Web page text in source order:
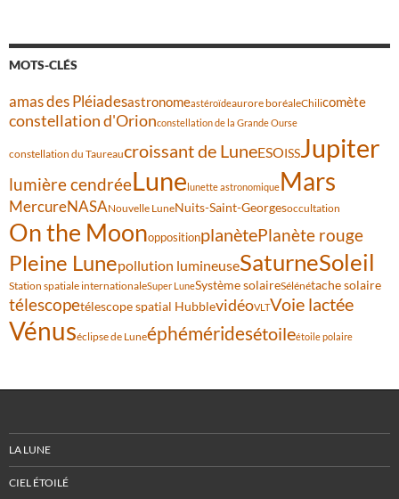
MOTS-CLÉS
amas des Pléiadesastronomeastéroïdeaurore boréaleChilicomète
constellation d'Orionconstellation de la Grande Ourse
constellation du Taureaucroissant de LuneESOISSJupiter
lumière cendréeLune lunette astronomiqueMars
MercureNASANouvelle LuneNuits-Saint-Georgesoccultation
On the MoonoppositionplanètePlanète rouge
Pleine Lunepollution lumineuseSaturneSoleil
Station spatiale internationaleSuper LuneSystème solaireSélénétache solaire
télescopetélescope spatial HubblevidéoVLTVoie lactée
Vénuséclipse de Luneéphéméridesétoileétoile polaire
LA LUNE
CIEL ÉTOILÉ